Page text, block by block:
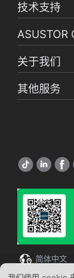
技术支持
ASUSTOR
关于我们
其他服务
简体中文